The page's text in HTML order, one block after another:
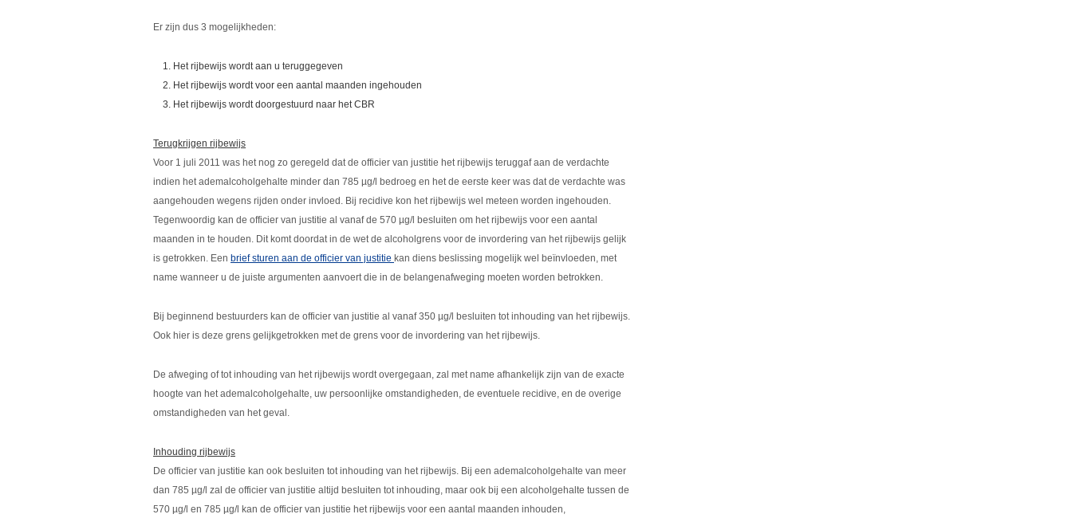
Er zijn dus 3 mogelijkheden:
Het rijbewijs wordt aan u teruggegeven
Het rijbewijs wordt voor een aantal maanden ingehouden
Het rijbewijs wordt doorgestuurd naar het CBR
Terugkrijgen rijbewijs
Voor 1 juli 2011 was het nog zo geregeld dat de officier van justitie het rijbewijs teruggaf aan de verdachte
indien het ademalcoholgehalte minder dan 785 µg/l bedroeg en het de eerste keer was dat de verdachte was
aangehouden wegens rijden onder invloed. Bij recidive kon het rijbewijs wel meteen worden ingehouden.
Tegenwoordig kan de officier van justitie al vanaf de 570 µg/l besluiten om het rijbewijs voor een aantal
maanden in te houden. Dit komt doordat in de wet de alcoholgrens voor de invordering van het rijbewijs gelijk
is getrokken. Een brief sturen aan de officier van justitie kan diens beslissing mogelijk wel beïnvloeden, met
name wanneer u de juiste argumenten aanvoert die in de belangenafweging moeten worden betrokken.
Bij beginnend bestuurders kan de officier van justitie al vanaf 350 µg/l besluiten tot inhouding van het rijbewijs.
Ook hier is deze grens gelijkgetrokken met de grens voor de invordering van het rijbewijs.
De afweging of tot inhouding van het rijbewijs wordt overgegaan, zal met name afhankelijk zijn van de exacte
hoogte van het ademalcoholgehalte, uw persoonlijke omstandigheden, de eventuele recidive, en de overige
omstandigheden van het geval.
Inhouding rijbewijs
De officier van justitie kan ook besluiten tot inhouding van het rijbewijs. Bij een ademalcoholgehalte van meer
dan 785 µg/l zal de officier van justitie altijd besluiten tot inhouding, maar ook bij een alcoholgehalte tussen de
570 µg/l en 785 µg/l kan de officier van justitie het rijbewijs voor een aantal maanden inhouden,